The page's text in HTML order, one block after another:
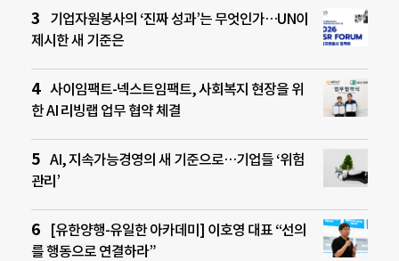
기업자원봉사의 ‘진짜 성과’는 무엇인가…UN이
제시한 새 기준은
사이임팩트-넥스트임팩트, 사회복지 현장을 위
한 AI 리빙랩 업무 협약 체결
AI, 지속가능경영의 새 기준으로…기업들 ‘위험
관리’
[유한양행-유일한 아카데미] 이호영 대표 “선의
를 행동으로 연결하라”